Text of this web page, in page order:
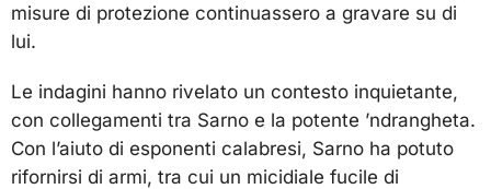
misure di protezione continuassero a gravare su di
lui.
Le indagini hanno rivelato un contesto inquietante,
con collegamenti tra Sarno e la potente ’ndrangheta.
Con l’aiuto di esponenti calabresi, Sarno ha potuto
rifornirsi di armi, tra cui un micidiale fucile di